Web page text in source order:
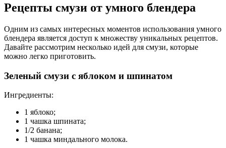
Рецепты смузи от умного блендера
Одним из самых интересных моментов использования умного
блендера является доступ к множеству уникальных рецептов.
Давайте рассмотрим несколько идей для смузи, которые
можно легко приготовить.
Зеленый смузи с яблоком и шпинатом
Ингредиенты:
1 яблоко;
1 чашка шпината;
1/2 банана;
1 чашка миндального молока.